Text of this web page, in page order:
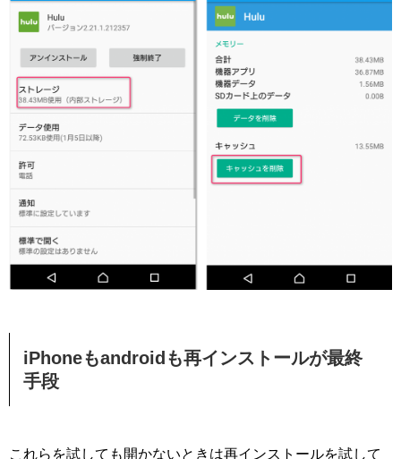
iPhoneもandroidも再インストールが最終
手段
これらを試しても開かないときは再インストールを試して